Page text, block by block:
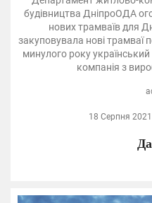
будівництва ДніпроОДА
нових трамваїв для
закуповувала нові
минулого року
компанія з
18 Серпня